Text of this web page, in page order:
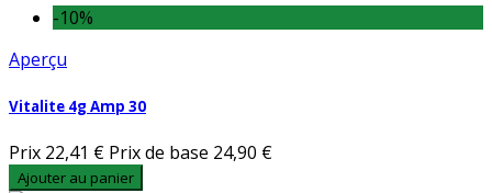
-10%
Aperçu
Vitalite 4g Amp 30
Prix 22,41 € Prix de base 24,90 €
Ajouter au panier